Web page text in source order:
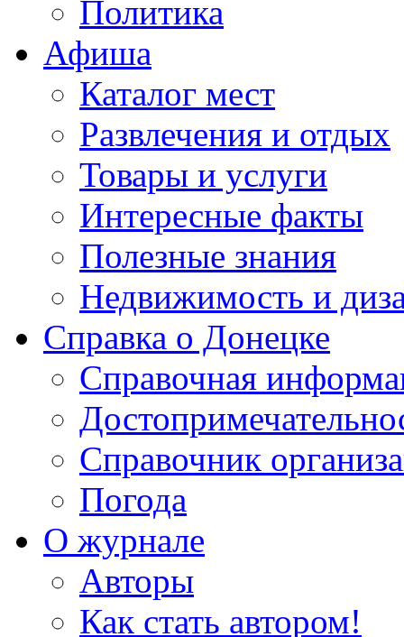
Политика
Афиша
Каталог мест
Развлечения и отдых
Товары и услуги
Интересные факты
Полезные знания
Недвижимость и
Справка о Донецке
Справочная
Справочник
Погода
О журнале
Авторы
Как стать автором!